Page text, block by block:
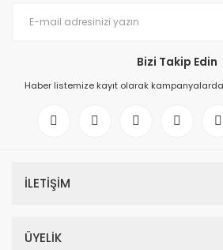
Bizi Takip Edin
Haber listemize kayıt olarak
İLETİŞİM
ÜYELİK